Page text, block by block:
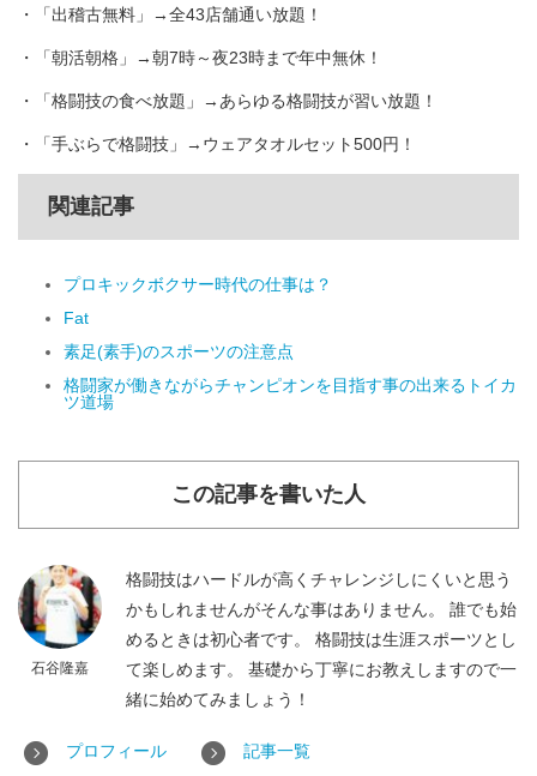
・「出稽古無料」→全43店舗通い放題！
・「朝活朝格」→朝7時～夜23時まで年中無休！
・「格闘技の食べ放題」→あらゆる格闘技が習い放題！
・「手ぶらで格闘技」→ウェアタオルセット500円！
関連記事
プロキックボクサー時代の仕事は？
Fat
素足(素手)のスポーツの注意点
格闘家が働きながらチャンピオンを目指す事の出来るトイカ
ツ道場
この記事を書いた人
石谷隆嘉
格闘技はハードルが高くチャレンジしにくいと思う
かもしれませんがそんな事はありません。 誰でも始
めるときは初心者です。 格闘技は生涯スポーツとし
て楽しめます。 基礎から丁寧にお教えしますので一
緒に始めてみましょう！
プロフィール 記事一覧